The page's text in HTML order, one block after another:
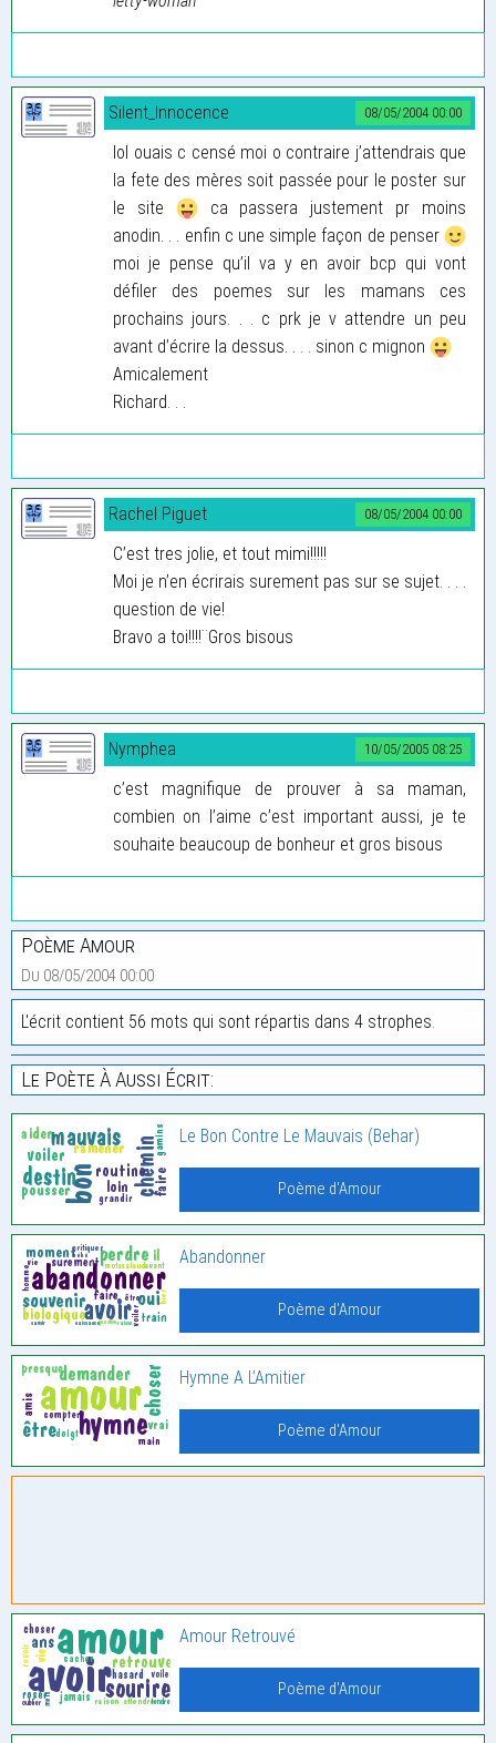
08/05/2004 00:00
Silent_Innocence
lol ouais c censé moi o contraire j’attendrais que
la fete des mères soit passée pour le poster sur
le site
ca passera justement pr moins
anodin. . . enfin c une simple façon de penser
moi je pense qu’il va y en avoir bcp qui vont
défiler des poemes sur les mamans ces
prochains jours. . . c prk je v attendre un peu
avant d’écrire la dessus. . . . sinon c mignon
Amicalement
Richard. . .
08/05/2004 00:00
Rachel Piguet
C’est tres jolie, et tout mimi!!!!!
Moi je n’en écrirais surement pas sur se sujet. . . .
question de vie!
Bravo a toi!!!!¨Gros bisous
10/05/2005 08:25
Nymphea
c’est magnifique de prouver à sa maman,
combien on l’aime c’est important aussi, je te
souhaite beaucoup de bonheur et gros bisous
Poème Amour
Du 08/05/2004 00:00
L'écrit contient 56 mots qui sont répartis dans 4 strophes.
Le Poète À Aussi Écrit:
Le Bon Contre Le Mauvais (Behar)
Poème d'Amour
Abandonner
Poème d'Amour
Hymne A L’Amitier
Poème d'Amour
Amour Retrouvé
Poème d'Amour